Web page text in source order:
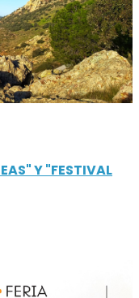
Y "FESTIVAL